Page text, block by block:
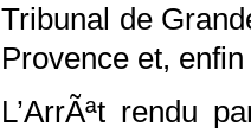
Tribunal de
Provence et,
L’ArrÃªt rendu